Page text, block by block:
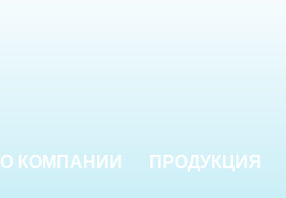
О КОМПАНИИ ПРОДУКЦИЯ